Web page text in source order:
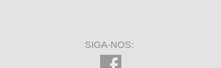
SIGA-NOS: